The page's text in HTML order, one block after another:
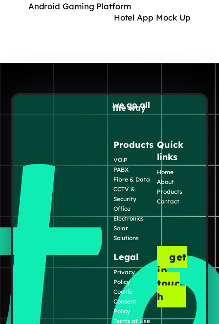
Android Gaming Platform
Hotel App Mock Up
we go all
the way
Products
VOiP
PABX
Fibre & Data
CCTV &
Security
Office
Electronics
Solar
Solutions
Quick
links
Home
About
Products
Contact
Legal
Privacy
Policy
Cookie
Consent
Policy
Terms of Use
get
in
touc
h